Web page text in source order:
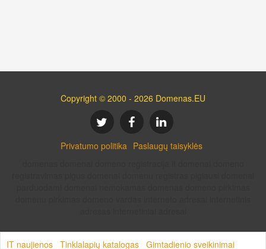
Copyright © 2000 - 2026 Domenas.EU
Privatumo politika Paslaugų taisyklės
IT naujienos Tinklalapių katalogas Gimtadienio sveikinimai